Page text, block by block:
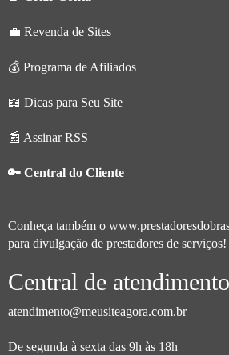
💼 Revenda de Sites
💰 Programa de Afiliados
📖 Dicas para Seu Site
📰 Assinar RSS
🔑 Central do Cliente
Conheça também o
para divulgação de prestadores de serviços!
Central de
atendimento@meusiteagora.com.br
De segunda à sexta das 9h às 18h